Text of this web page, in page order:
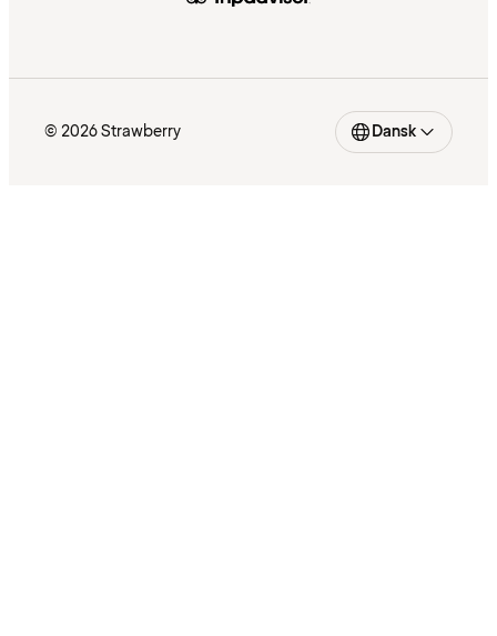
© 2026 Strawberry Dansk